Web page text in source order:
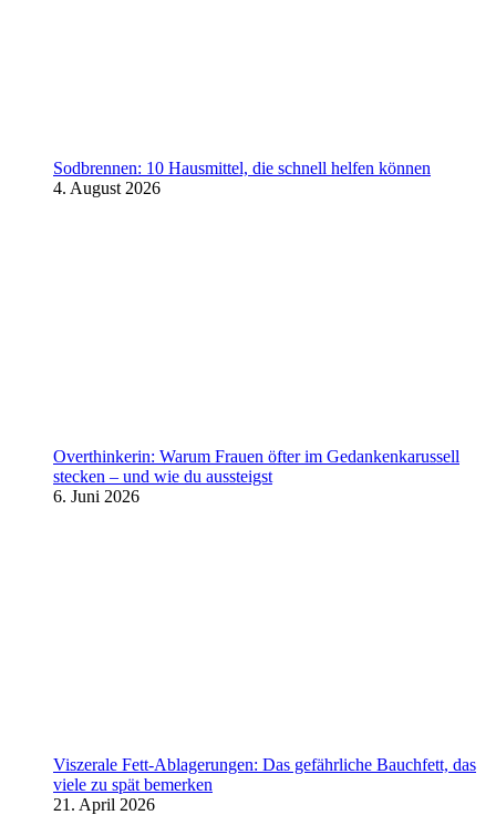
Sodbrennen: 10 Hausmittel, die schnell helfen können
4. August 2026
Overthinkerin: Warum Frauen öfter im Gedankenkarussell
stecken – und wie du aussteigst
6. Juni 2026
Viszerale Fett-Ablagerungen: Das gefährliche Bauchfett, das
viele zu spät bemerken
21. April 2026